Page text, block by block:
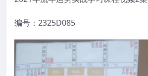
编号：2325D085